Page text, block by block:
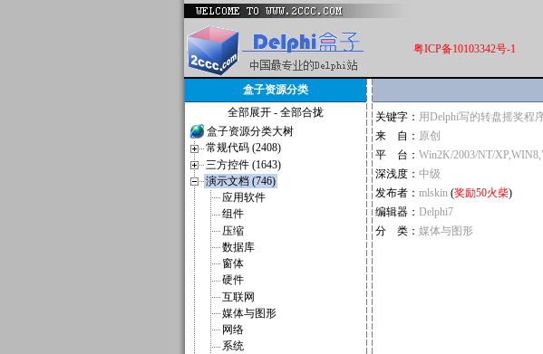
粤ICP备10103342号-1
盒子资源分类
全部展开 - 全部合拢
盒子资源分类大树
常规代码 (2408)
三方控件 (1643)
演示文档 (746)
应用软件
组件
压缩
数据库
窗体
硬件
互联网
媒体与图形
网络
系统
关键字： 用Delphi写的转盘摇奖程
来 自： 原创
平 台： Win2K/2003/NT/
深浅度： 中级
发布者： mlskin (奖励50火柴)
编辑器： Delphi7
分 类： 媒体与图形